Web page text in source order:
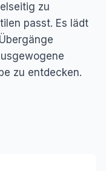
zu
passt. Es lädt
zu entdecken.